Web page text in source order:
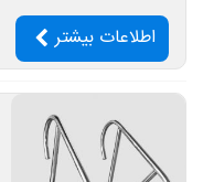
اطلاعات بیشتر